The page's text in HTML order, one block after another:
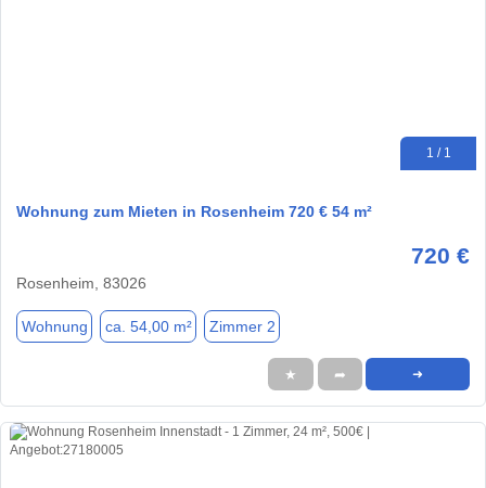
1 / 1
Wohnung zum Mieten in Rosenheim 720 € 54 m²
720 €
Rosenheim, 83026
Wohnung ca. 54,00 m² Zimmer 2
★ ➦ ➜